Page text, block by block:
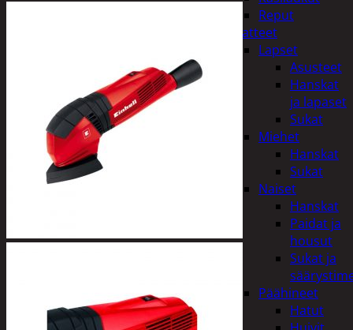
Reput
Vaatteet
Lapset
Asusteet
Hanskat
ja lapaset
Sukat
Miehet
Hanskat
Sukat
Naiset
Hanskat
Paidat ja
housut
Sukat ja
Päähineet
Hatut